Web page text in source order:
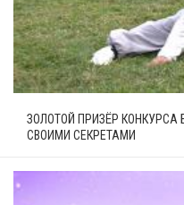
ЗОЛОТОЙ ПРИЗЁР КОНКУРСА
СВОИМИ СЕКРЕТАМИ